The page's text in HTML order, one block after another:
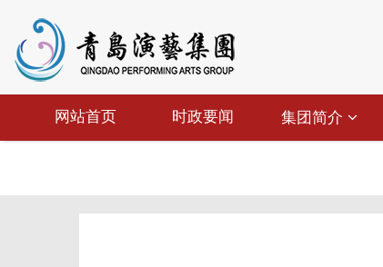
网站首页 时政要闻 集团简介